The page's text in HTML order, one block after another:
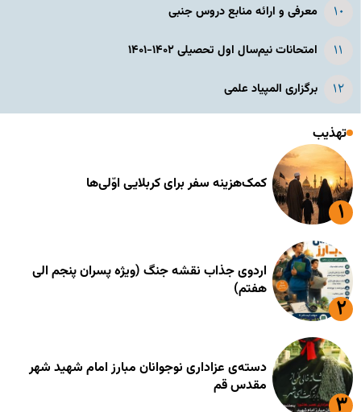
معرفی و ارائه منابع دروس جنبی
امتحانات نیم‌سال اول تحصیلی ۱۴۰۲-۱۴۰۱
برگزاری المپیاد علمی
تهذیب
کمک‌هزینه سفر برای کربلایی اوّلی‌ها
اردوی جذاب نقشه جنگ (ویژه پسران پنجم الی
هفتم)
دسته‌ی عزاداری نوجوانان مبارز امام شهید شهر
مقدس قم